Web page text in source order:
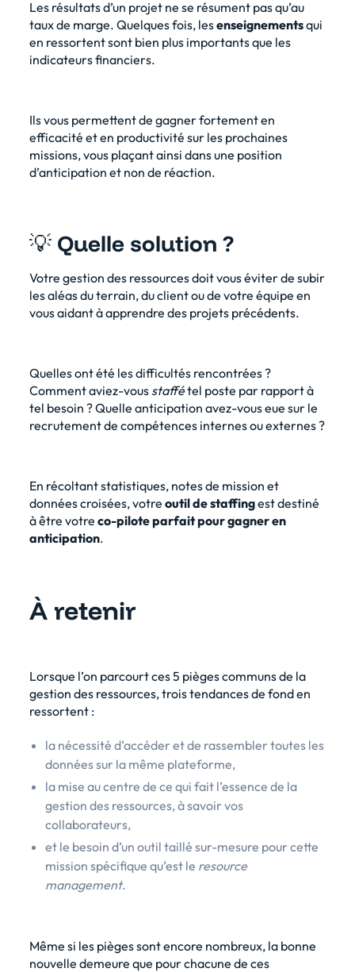
Les résultats d’un projet ne se résument pas qu’au
taux de marge. Quelques fois, lesenseignementsqui
en ressortent sont bien plus importants que les
indicateurs financiers.
Ils vous permettent de gagner fortement en
efficacité et en productivité sur les prochaines
missions, vous plaçant ainsi dans une position
d’anticipation et non de réaction.
💡 Quelle solution ?
Votre gestion des ressources doit vous éviter de subir
les aléas du terrain, du client ou de votre équipe en
vous aidant à apprendre des projets précédents.
Quelles ont été les difficultés rencontrées ?
Comment aviez-vous staffétel poste par rapport à
tel besoin ? Quelle anticipation avez-vous eue sur le
recrutement de compétences internes ou externes ?
En récoltant statistiques, notes de mission et
données croisées, votre outil de staffingest destiné
à être votre co-pilote parfait pour gagner en
anticipation.
À retenir
Lorsque l’on parcourt ces 5 pièges communs de la
gestion des ressources, trois tendances de fond en
ressortent :
la nécessité d’accéder et de rassembler toutes les
données sur la même plateforme,
la mise au centre de ce qui fait l’essence de la
gestion des ressources, à savoir vos
collaborateurs,
et le besoin d’un outil taillé sur-mesure pour cette
mission spécifique qu’est le resource
management.
Même si les pièges sont encore nombreux, la bonne
nouvelle demeure que pour chacune de ces